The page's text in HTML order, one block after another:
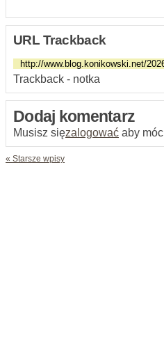
URL Trackback
Trackback - notka
Dodaj komentarz
Musisz sięzalogować aby
« Starsze wpisy